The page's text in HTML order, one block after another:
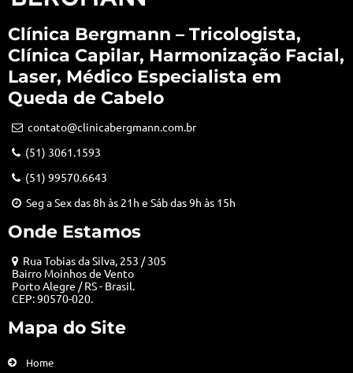
Clínica Bergmann – Tricologista,
Clínica Capilar, Harmonização Facial,
Laser, Médico Especialista em
Queda de Cabelo
contato@clinicabergmann.com.br
(51) 3061.1593
(51) 99570.6643
Seg a Sex das 8h às 21h e Sáb das 9h às 15h
Onde Estamos
Rua Tobias da Silva, 253 / 305
Bairro Moinhos de Vento
Porto Alegre / RS - Brasil.
CEP: 90570-020.
Mapa do Site
Home